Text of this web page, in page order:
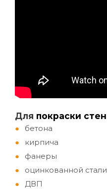
Для покраски стен
бетона
кирпича
фанеры
оцинкованной стали
ДВП